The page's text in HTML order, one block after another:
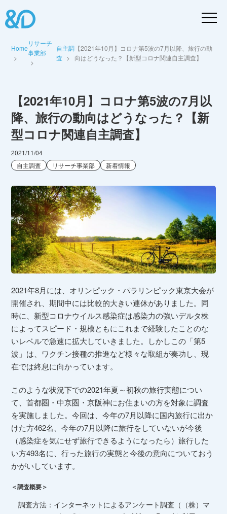
Home
リサーチ
事業部
自主調
査
【2021年10月】コロナ第5波の7月以降、旅行の動
向はどうなった？【新型コロナ関連自主調査】
【2021年10月】コロナ第5波の7月以
降、旅行の動向はどうなった？【新
型コロナ関連自主調査】
2021/11/04
自主調査
リサーチ事業部 新着情報
2021年8月には、オリンピック・パラリンピック東京大会が
開催され、期間中には比較的大きい連休がありました。同
時に、 新型コロナウイルス感染症は感染力の強いデルタ株
によってスピード・規模ともにこれまで経験したことのな
いレベルで急速に拡大していきました。しかしこの「第5
波」は、ワクチン接種の推進など様々な取組が奏功し、現
在では終息に向かっています。
このような状況下での2021年夏～初秋の旅行実態につい
て、首都圏・中京圏・京阪神にお住まいの方を対象に調査
を実施しました。今回は、今年の7月以降に国内旅行に出か
けた方462名、今年の7月以降に旅行をしていないが今後
（感染症を気にせず旅行できるようになったら）旅行した
い方493名に、行った旅行の実態と今後の意向についておう
かがいしています。
＜調査概要＞
調査方法：インターネットによるアンケート調査（（株）マ